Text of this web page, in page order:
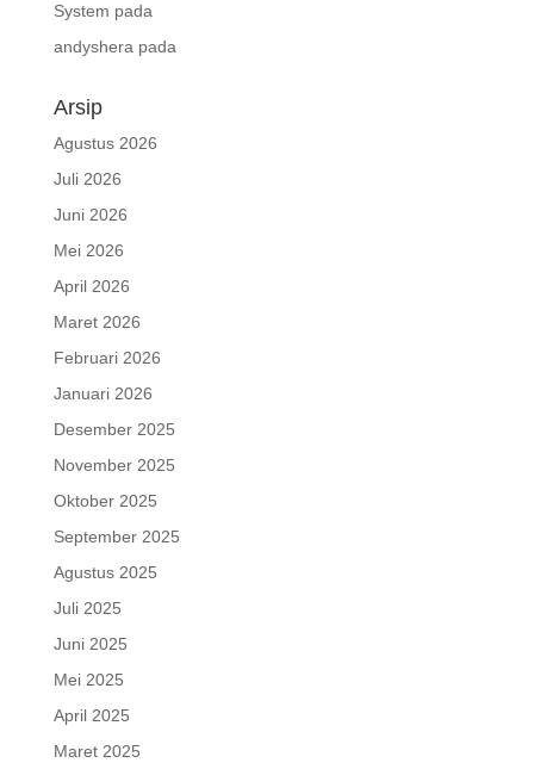
System pada
andyshera pada
Arsip
Agustus 2026
Juli 2026
Juni 2026
Mei 2026
April 2026
Maret 2026
Februari 2026
Januari 2026
Desember 2025
November 2025
Oktober 2025
September 2025
Agustus 2025
Juli 2025
Juni 2025
Mei 2025
April 2025
Maret 2025